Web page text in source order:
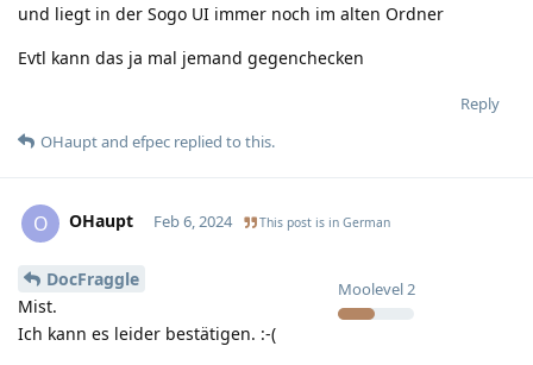
und liegt in der Sogo UI immer noch im alten Ordner
Evtl kann das ja mal jemand gegenchecken
Reply
OHauptand efpec replied to this.
O OHaupt
Moolevel 2
Feb 6, 2024 This post is in German
DocFraggle
Mist.
Ich kann es leider bestätigen. :-(